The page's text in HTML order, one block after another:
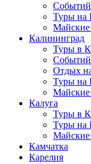
Туры на
Майские
Калининград
Туры в
Отдых
Туры на
Майские
Калуга
Туры в
Туры на
Майские
Камчатка
Карелия